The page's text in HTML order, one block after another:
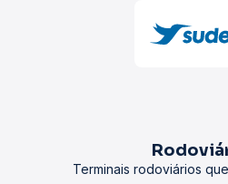
Terminais rodoviários